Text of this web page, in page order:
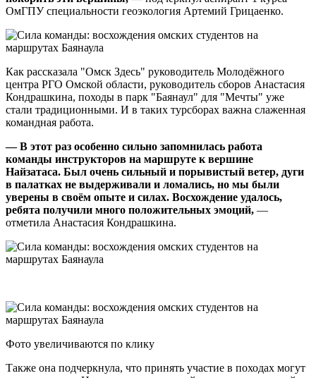
ОмГПУ специальности геоэкология Артемий Грицаенко.
Как рассказала "Омск Здесь" руководитель Молодёжного
центра РГО Омской области, руководитель сборов Анастасия
Кондрашкина, походы в парк "Баянаул" для "Мечты" уже
стали традиционными. И в таких турсборах важна слаженная
командная работа.
— В этот раз особенно сильно запомнилась работа
команды инструкторов на маршруте к вершине
Найзатаса. Был очень сильный и порывистый ветер, дуги
в палатках не выдерживали и ломались, но мы были
уверены в своём опыте и силах. Восхождение удалось,
ребята получили много положительных эмоций, —
отметила Анастасия Кондрашкина.
Фото увеличиваются по клику
Также она подчеркнула, что принять участие в походах могут